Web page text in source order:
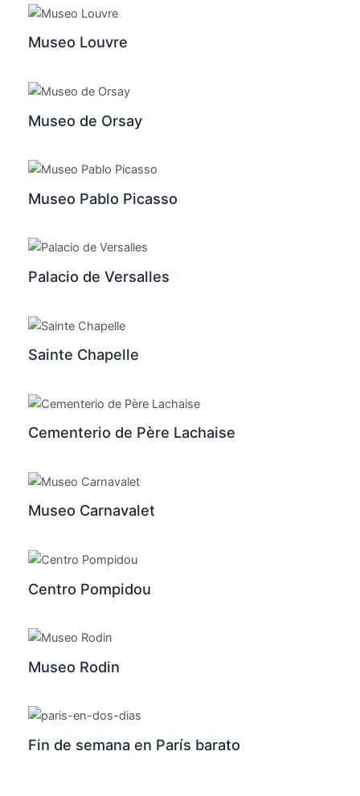
Museo Louvre
Museo de Orsay
Museo Pablo Picasso
Palacio de Versalles
Sainte Chapelle
Cementerio de Père Lachaise
Museo Carnavalet
Centro Pompidou
Museo Rodin
Fin de semana en París barato